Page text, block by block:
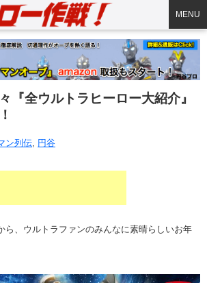
MENU
『全ウルトラヒーロー大紹介』
ン列伝
円谷
ら、ウルトラファンのみんなに素晴らしいお年